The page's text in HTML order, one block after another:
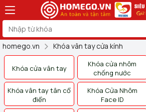
homego.vn Khóa vân tay cửa kính
Khóa cửa vân tay
Khóa cửa nhôm
chống nước
Khóa vân tay tân cổ
điển
Khóa Cửa Nhôm
Face ID